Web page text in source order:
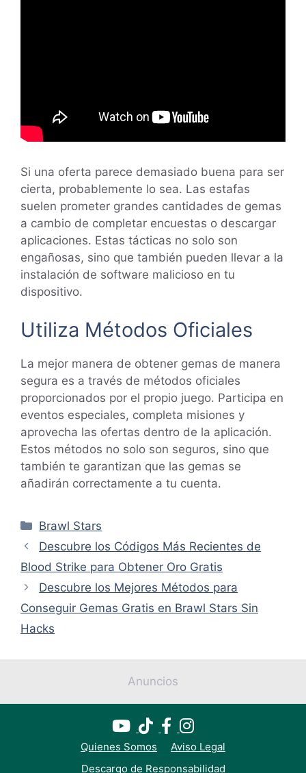
Si una oferta parece demasiado buena para ser
cierta, probablemente lo sea. Las estafas
suelen prometer grandes cantidades de gemas
a cambio de completar encuestas o descargar
aplicaciones. Estas tácticas no solo son
engañosas, sino que también pueden llevar a la
instalación de software malicioso en tu
dispositivo.
Utiliza Métodos Oficiales
La mejor manera de obtener gemas de manera
segura es a través de métodos oficiales
proporcionados por el propio juego. Participa en
eventos especiales, completa misiones y
aprovecha las ofertas dentro de la aplicación.
Estos métodos no solo son seguros, sino que
también te garantizan que las gemas se
añadirán correctamente a tu cuenta.
Categorías
Brawl Stars
Descubre los Códigos Más Recientes de
Blood Strike para Obtener Oro Gratis
Descubre los Mejores Métodos para
Conseguir Gemas Gratis en Brawl Stars Sin
Hacks
Anuncios
Quienes Somos
Aviso Legal
Descargo de Responsabilidad